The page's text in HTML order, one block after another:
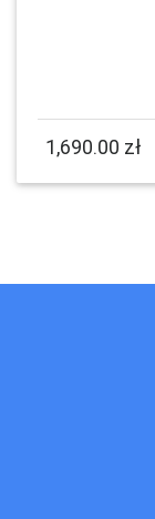
1,690.00 zł